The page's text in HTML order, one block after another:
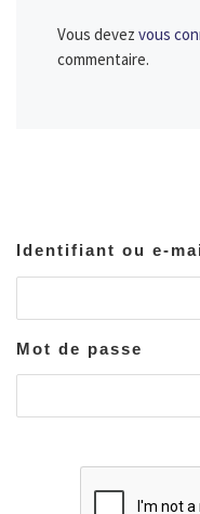
Vous devez vous
commentaire.
Identifiant ou e-
Mot de passe